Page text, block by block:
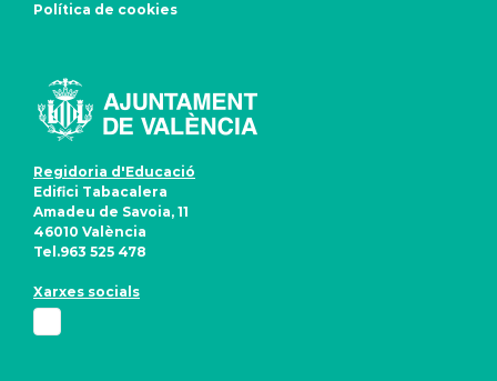
Política de cookies
Regidoria d'Educació
Edifici Tabacalera
Amadeu de Savoia, 11
46010 València
Tel.963 525 478
Xarxes socials